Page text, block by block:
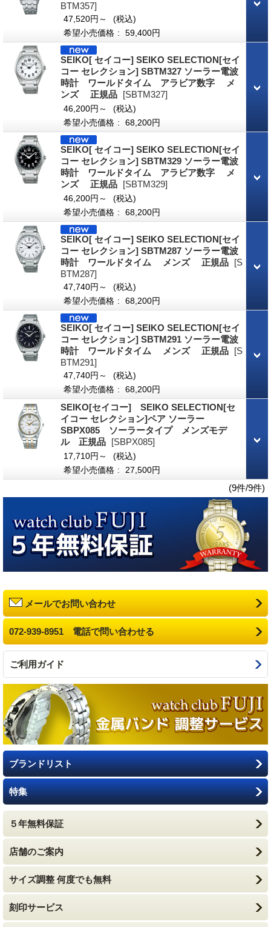
BTM357]
47,520円～
(税込)
希望小売価格 : 59,400円
SEIKO[ セイコー] SEIKO SELECTION[セイ
コー セレクション] SBTM327 ソーラー電波
時計 ワールドタイム アラビア数字 メ
ンズ 正規品 [SBTM327]
46,200円～
(税込)
希望小売価格 : 68,200円
SEIKO[ セイコー] SEIKO SELECTION[セイ
コー セレクション] SBTM329 ソーラー電波
時計 ワールドタイム アラビア数字 メ
ンズ 正規品 [SBTM329]
46,200円～
(税込)
希望小売価格 : 68,200円
SEIKO[ セイコー] SEIKO SELECTION[セイ
コー セレクション] SBTM287 ソーラー電波
時計 ワールドタイム メンズ 正規品 [S
BTM287]
47,740円～
(税込)
希望小売価格 : 68,200円
SEIKO[ セイコー] SEIKO SELECTION[セイ
コー セレクション] SBTM291 ソーラー電波
時計 ワールドタイム メンズ 正規品 [S
BTM291]
47,740円～
(税込)
希望小売価格 : 68,200円
SEIKO[セイコー] SEIKO SELECTION[セ
イコー セレクション]ペア ソーラー
SBPX085 ソーラータイプ メンズモデ
ル 正規品 [SBPX085]
17,710円～
(税込)
希望小売価格 : 27,500円
(9件/9件)
メールでお問い合わせ
072-939-8951 電話で問い合わせる
ご利用ガイド
ブランドリスト
特集
５年無料保証
店舗のご案内
サイズ調整 何度でも無料
刻印サービス